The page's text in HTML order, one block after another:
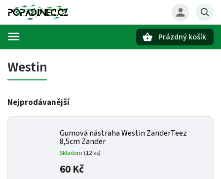
Prázdný košík
Westin
Nejprodávanější
Gumová nástraha Westin ZanderTeez
8,5cm Zander
Skladem (12 ks)
60 Kč